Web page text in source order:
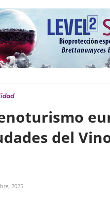
del
2025